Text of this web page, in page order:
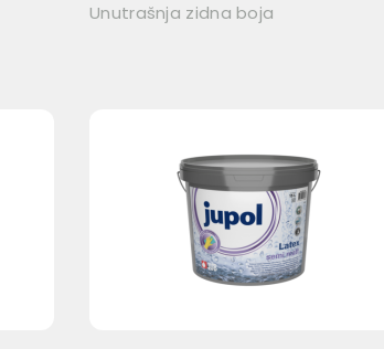
Unutrašnja zidna boja